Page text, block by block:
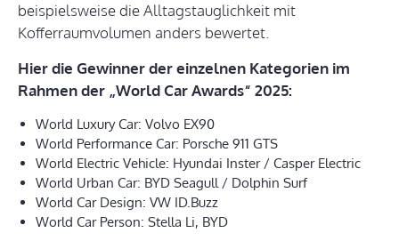
beispielsweise die Alltagstauglichkeit mit
Kofferraumvolumen anders bewertet.
Hier die Gewinner der einzelnen Kategorien im
Rahmen der „World Car Awards“ 2025:
World Luxury Car: Volvo EX90
World Performance Car: Porsche 911 GTS
World Electric Vehicle: Hyundai Inster / Casper Electric
World Urban Car: BYD Seagull / Dolphin Surf
World Car Design: VW ID.Buzz
World Car Person: Stella Li, BYD